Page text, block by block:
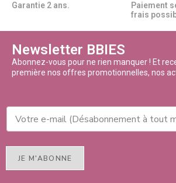
Garantie 2 ans.
Paiement
frais
Newsletter BBIES
Abonnez-vous pour ne rien manquer ! Et
première nos offres promotionnelles, nos
JE M'ABONNE